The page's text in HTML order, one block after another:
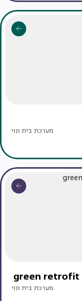
מערכת בית ונוי
מערכת בית ונוי